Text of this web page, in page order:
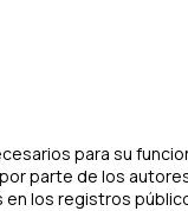
para su
parte de los
los registros